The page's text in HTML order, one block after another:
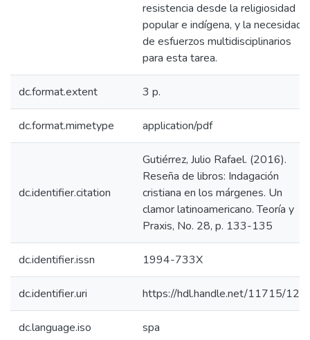
resistencia desde la religiosidad
popular e indígena, y la necesidad
de esfuerzos multidisciplinarios
para esta tarea.
dc.format.extent 3 p.
dc.format.mimetype application/pdf
dc.identifier.citation
Gutiérrez, Julio Rafael. (2016).
Reseña de libros: Indagación
cristiana en los márgenes. Un
clamor latinoamericano. Teoría y
Praxis, No. 28, p. 133-135
dc.identifier.issn 1994-733X
dc.identifier.uri https://hdl.handle.net/11715/
dc.language.iso spa